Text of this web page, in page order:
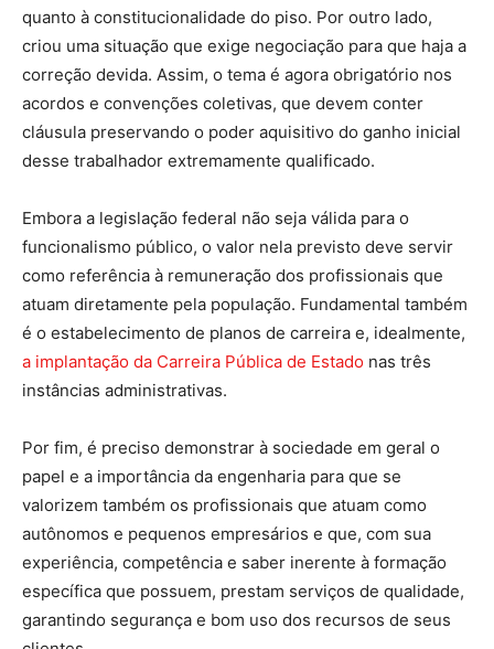
quanto à constitucionalidade do piso. Por outro lado,
criou uma situação que exige negociação para que haja a
correção devida. Assim, o tema é agora obrigatório nos
acordos e convenções coletivas, que devem conter
cláusula preservando o poder aquisitivo do ganho inicial
desse trabalhador extremamente qualificado.
Embora a legislação federal não seja válida para o
funcionalismo público, o valor nela previsto deve servir
como referência à remuneração dos profissionais que
atuam diretamente pela população. Fundamental também
é o estabelecimento de planos de carreira e, idealmente,
a implantação da Carreira Pública de Estado nas três
instâncias administrativas.
Por fim, é preciso demonstrar à sociedade em geral o
papel e a importância da engenharia para que se
valorizem também os profissionais que atuam como
autônomos e pequenos empresários e que, com sua
experiência, competência e saber inerente à formação
específica que possuem, prestam serviços de qualidade,
garantindo segurança e bom uso dos recursos de seus